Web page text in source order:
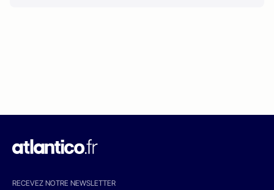
RECEVEZ NOTRE NEWSLETTER